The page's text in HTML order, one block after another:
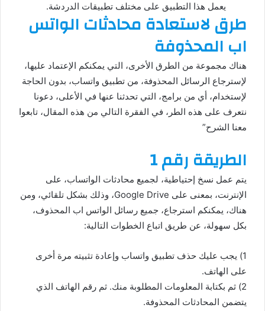
يعمل هذا التطبيق على مختلف تطبيقات الدردشة.
طرق لاستعادة محادثات الواتس
اب المحذوفة
هناك مجموعة من الطرق الأخرى، التي يمكنكم الإعتماد عليها،
لإسترجاع الرسائل المحذوفة، من تطبيق واتساب، بدون الحاجة
لإستخدام، أي من برامج، التي تحدثنا عنها في الأعلى، دعونا
نتعرف على هذه الطر، في الفقرة التالي من هذه المقال، تابعوا
معنا الشرح”
الطريقة رقم 1
يتم عمل نسخ إحتياطية، لجميع محادثات الواتساب، على
الإنترنت، بمعنى على Google Drive، وذلك بشكل تلقائي، ومن
هناك، يمكنكم استرجاع، جميع رسائل الواتس اب المحذوف،
بكل سهولة، عن طريق اتباع الخطوات التالية:
1) يجب عليك حذف تطبيق واتساب وإعادة تثبيته مرة أخرى
على الهاتف.
2) ثم بكتابة المعلومات المطلوبة منك. ثم رقم الهاتف الذي
يتضمن المحادثات المحذوفة.